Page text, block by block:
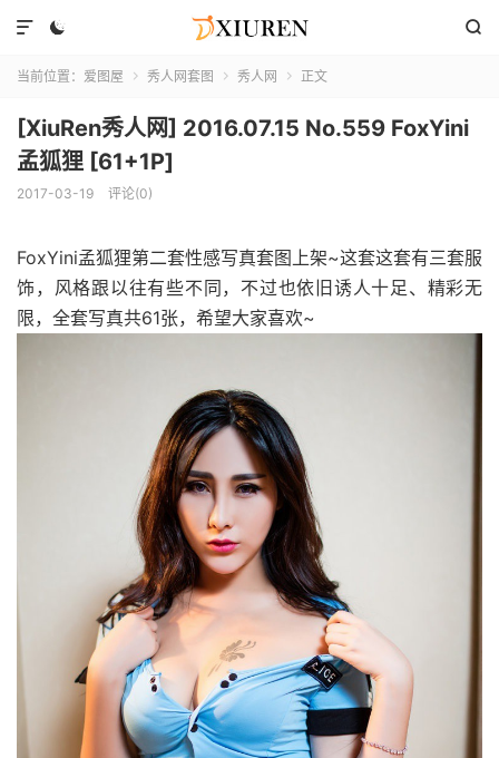
 

当前位置： 爱图屋  秀人网套图  秀人网  正文
[XiuRen秀人网] 2016.07.15 No.559 FoxYini
孟狐狸 [61+1P]
2017-03-19 评论(0)
FoxYini孟狐狸第二套性感写真套图上架~这套这套有三套服
饰，风格跟以往有些不同，不过也依旧诱人十足、精彩无
限，全套写真共61张，希望大家喜欢~